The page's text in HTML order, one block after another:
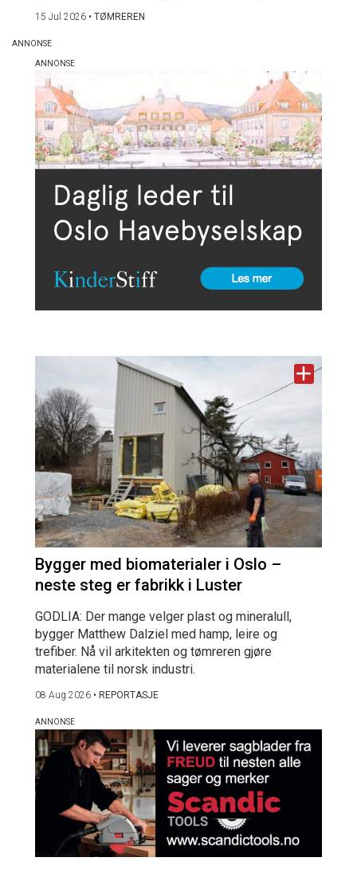
15 Jul 2026 • TØMREREN
Bygger med biomaterialer i Oslo –
neste steg er fabrikk i Luster
GODLIA: Der mange velger plast og mineralull,
bygger Matthew Dalziel med hamp, leire og
trefiber. Nå vil arkitekten og tømreren gjøre
materialene til norsk industri.
08 Aug 2026 • REPORTASJE